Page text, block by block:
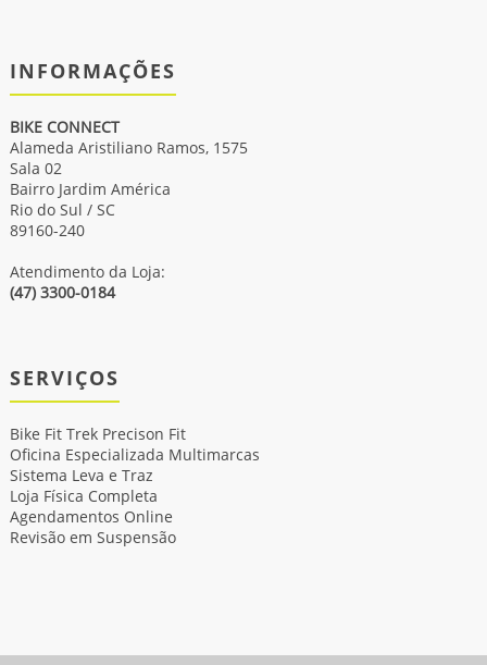
INFORMAÇÕES
BIKE CONNECT
Alameda Aristiliano Ramos, 1575
Sala 02
Bairro Jardim América
Rio do Sul / SC
89160-240
Atendimento da Loja:
(47) 3300-0184
SERVIÇOS
Bike Fit Trek Precison Fit
Oficina Especializada Multimarcas
Sistema Leva e Traz
Loja Física Completa
Agendamentos Online
Revisão em Suspensão